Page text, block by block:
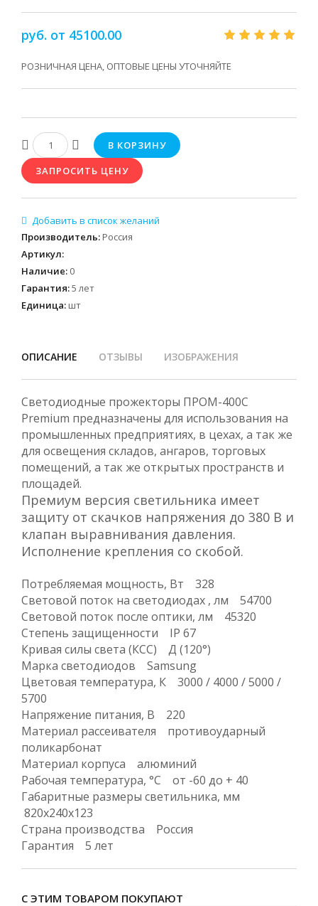
руб. от 45100.00
РОЗНИЧНАЯ ЦЕНА, ОПТОВЫЕ ЦЕНЫ УТОЧНЯЙТЕ
Производитель: Россия
Артикул:
Наличие: 0
Гарантия:5 лет
Единица: шт
ОПИСАНИЕ ОТЗЫВЫ ИЗОБРАЖЕНИЯ
Светодиодные прожекторы ПРОМ-400С
Premium предназначены для использования на
промышленных предприятиях, в цехах, а так же
для освещения складов, ангаров, торговых
помещений, а так же открытых пространств и
площадей.
Премиум версия светильника имеет
защиту от скачков напряжения до 380 В и
клапан выравнивания давления.
Исполнение крепления со скобой.
Потребляемая мощность, Вт 328
Световой поток на светодиодах , лм 54700
Световой поток после оптики, лм 45320
Степень защищенности IP 67
Кривая силы света (КСС) Д (120°)
Марка светодиодов Samsung
Цветовая температура, К 3000 / 4000 / 5000 /
5700
Напряжение питания, В 220
Материал рассеивателя противоударный
поликарбонат
Материал корпуса алюминий
Рабочая температура, °C от -60 до + 40
Габаритные размеры светильника, мм
820x240x123
Страна производства Россия
Гарантия 5 лет
С ЭТИМ ТОВАРОМ ПОКУПАЮТ